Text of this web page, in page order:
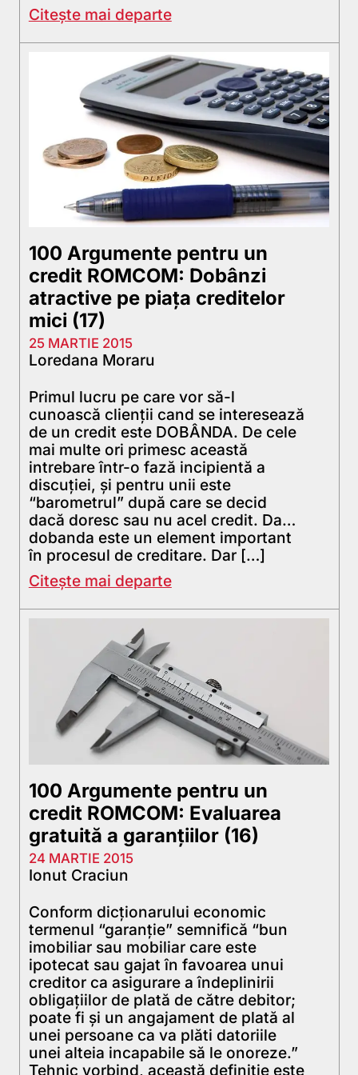
Citește mai departe
100 Argumente pentru un
credit ROMCOM: Dobânzi
atractive pe piaţa creditelor
mici (17)
25 MARTIE 2015
Loredana Moraru
Primul lucru pe care vor să-l
cunoască clienții cand se interesează
de un credit este DOBÂNDA. De cele
mai multe ori primesc această
intrebare într-o fază incipientă a
discuției, și pentru unii este
“barometrul” după care se decid
dacă doresc sau nu acel credit. Da…
dobanda este un element important
în procesul de creditare. Dar […]
Citește mai departe
100 Argumente pentru un
credit ROMCOM: Evaluarea
gratuită a garanţiilor (16)
24 MARTIE 2015
Ionut Craciun
Conform dicționarului economic
termenul “garanție” semnifică “bun
imobiliar sau mobiliar care este
ipotecat sau gajat în favoarea unui
creditor ca asigurare a îndeplinirii
obligațiilor de plată de către debitor;
poate fi și un angajament de plată al
unei persoane ca va plăti datoriile
unei alteia incapabile să le onoreze.”
Tehnic vorbind, această definiție este